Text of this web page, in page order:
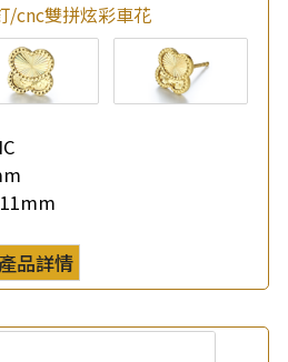
/cnc雙拼炫彩車花
產品詳情